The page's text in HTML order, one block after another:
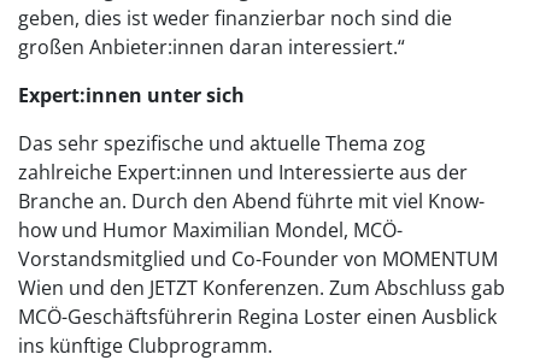
geben, dies ist weder finanzierbar noch sind die
großen Anbieter:innen daran interessiert.“
Expert:innen unter sich
Das sehr spezifische und aktuelle Thema zog
zahlreiche Expert:innen und Interessierte aus der
Branche an. Durch den Abend führte mit viel Know-
how und Humor Maximilian Mondel, MCÖ-
Vorstandsmitglied und Co-Founder von MOMENTUM
Wien und den JETZT Konferenzen. Zum Abschluss gab
MCÖ-Geschäftsführerin Regina Loster einen Ausblick
ins künftige Clubprogramm.